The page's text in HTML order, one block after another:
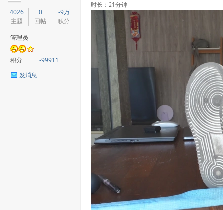
4026
主题
0
回帖
-9万
积分
管理员
积分
-99911
发消息
时长：21分钟